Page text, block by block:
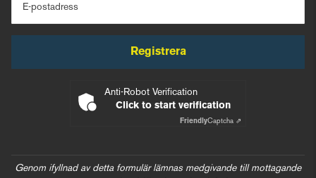
E-postadress
Registrera
Anti-Robot Verification
Click to start verification
FriendlyCaptcha ⇗
Genom ifyllnad av detta formulär lämnas medgivande till mottagande